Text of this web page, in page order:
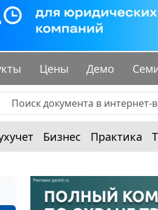
Цены Демо
Бизнес Практика